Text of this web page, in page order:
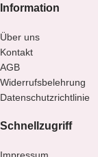
Information
Über uns
Kontakt
AGB
Widerrufsbelehrung
Datenschutzrichtlinie
Schnellzugriff